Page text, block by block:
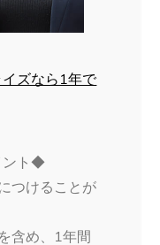
イズなら1年で
ント◆
つけることが
含め、1年間